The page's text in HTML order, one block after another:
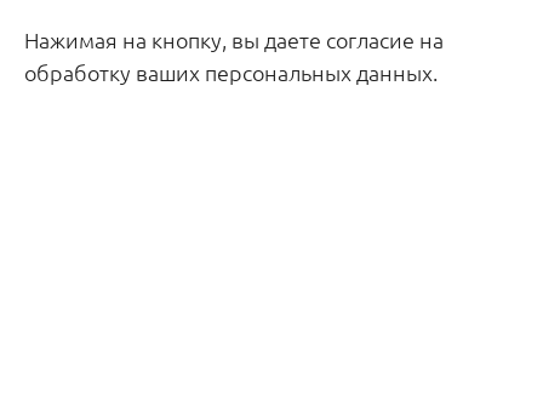
Нажимая на кнопку, вы даете согласие на
обработку ваших персональных данных.